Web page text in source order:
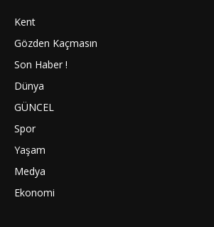
Kent
Gözden Kaçmasın
Son Haber !
Dünya
GÜNCEL
Spor
Yaşam
Medya
Ekonomi